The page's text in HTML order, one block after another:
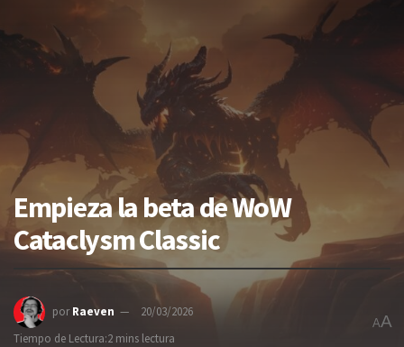
Empieza la beta de WoW
Cataclysm Classic
por Raeven
20/03/2026
Tiempo de Lectura:2 mins lectura
AA